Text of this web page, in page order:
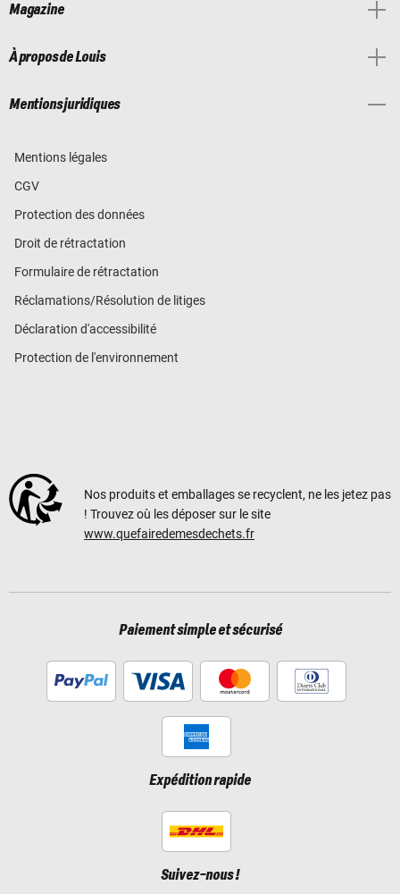
Magazine
À propos de Louis
Mentions juridiques
Mentions légales
CGV
Protection des données
Droit de rétractation
Formulaire de rétractation
Réclamations/Résolution de litiges
Déclaration d'accessibilité
Protection de l'environnement
Nos produits et emballages se recyclent, ne les jetez pas
! Trouvez où les déposer sur le site
www.quefairedemesdechets.fr
Paiement simple et sécurisé
Expédition rapide
Suivez-nous !